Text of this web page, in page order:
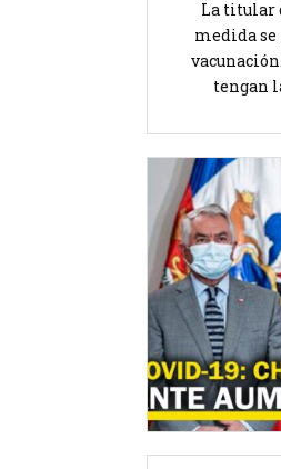
La titular
medida
tengan